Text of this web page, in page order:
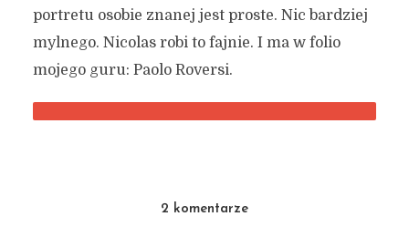
portretu osobie znanej jest proste. Nic bardziej
mylnego. Nicolas robi to fajnie. I ma w folio
mojego guru: Paolo Roversi.
2 komentarze